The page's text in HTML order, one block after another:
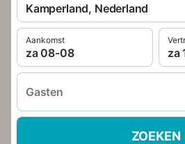
Kamperland, Nederland
Aankomst
za 08-08 za
Gasten
ZOEKEN